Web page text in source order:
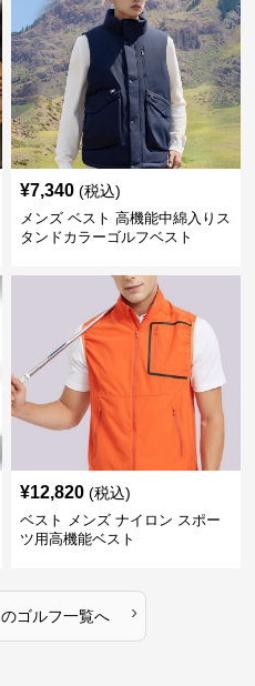
¥7,340 (税込)
メンズ ベスト 高機能中綿入りス
タンドカラーゴルフベスト
¥12,820 (税込)
ベスト メンズ ナイロン スポー
ツ用高機能ベスト
のゴルフ一覧へ ›